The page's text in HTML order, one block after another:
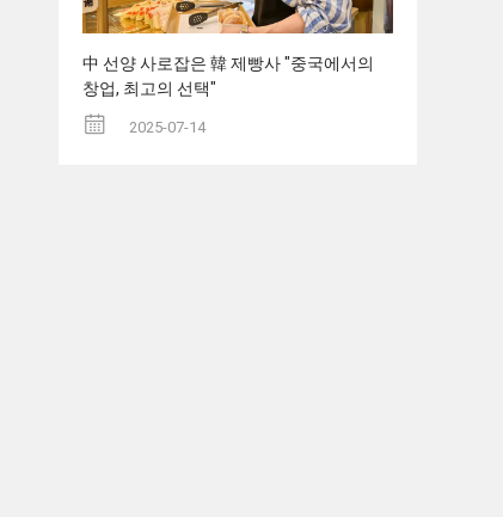
中 선양 사로잡은 韓 제빵사 "중국에서의
창업, 최고의 선택"
2025-07-14